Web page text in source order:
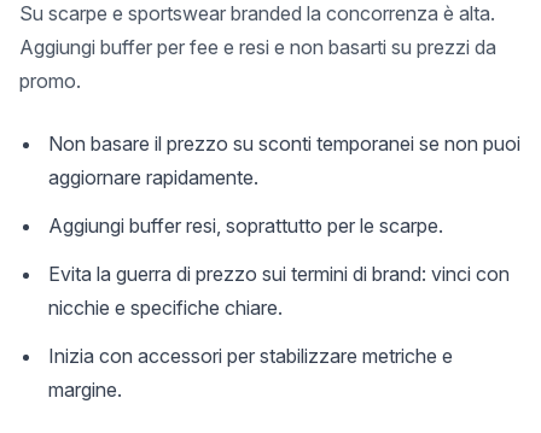
Su scarpe e sportswear branded la concorrenza è alta.
Aggiungi buffer per fee e resi e non basarti su prezzi da
promo.
Non basare il prezzo su sconti temporanei se non puoi
aggiornare rapidamente.
Aggiungi buffer resi, soprattutto per le scarpe.
Evita la guerra di prezzo sui termini di brand: vinci con
nicchie e specifiche chiare.
Inizia con accessori per stabilizzare metriche e
margine.